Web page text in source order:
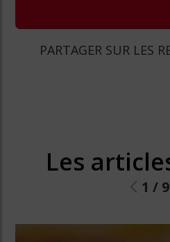
PARTAGER SUR LES
Les
1 / 9